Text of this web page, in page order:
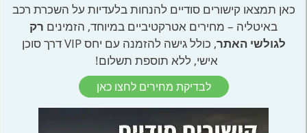
כאן תמצאו קישורים סודיים להנחות בלעדיות על השכרת רכב
באיטליה – מחירים אטרקטיביים במיוחד, הזמינים רק
לגולשי האתר
, כולל גישה להזמנה עם יחס VIP דרך סוכן
אישי, ללא תוספת תשלום!
לבדיקת מחירים לחצו כאן